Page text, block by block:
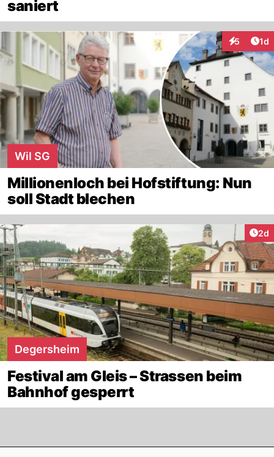
saniert
5 1d
Wil SG
Millionenloch bei Hofstiftung: Nun
soll Stadt blechen
2d
Degersheim
Festival am Gleis – Strassen beim
Bahnhof gesperrt